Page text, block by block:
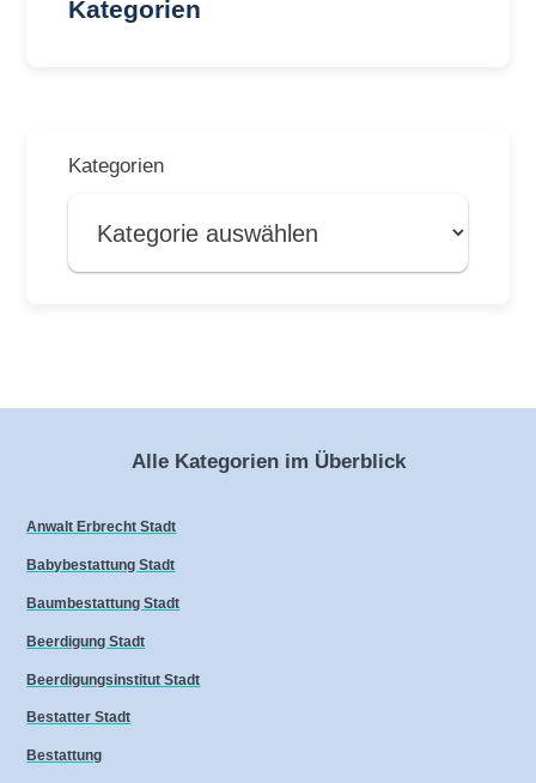
Kategorien
Kategorien
Alle Kategorien im Überblick
Anwalt Erbrecht Stadt
Babybestattung Stadt
Baumbestattung Stadt
Beerdigung Stadt
Beerdigungsinstitut Stadt
Bestatter Stadt
Bestattung